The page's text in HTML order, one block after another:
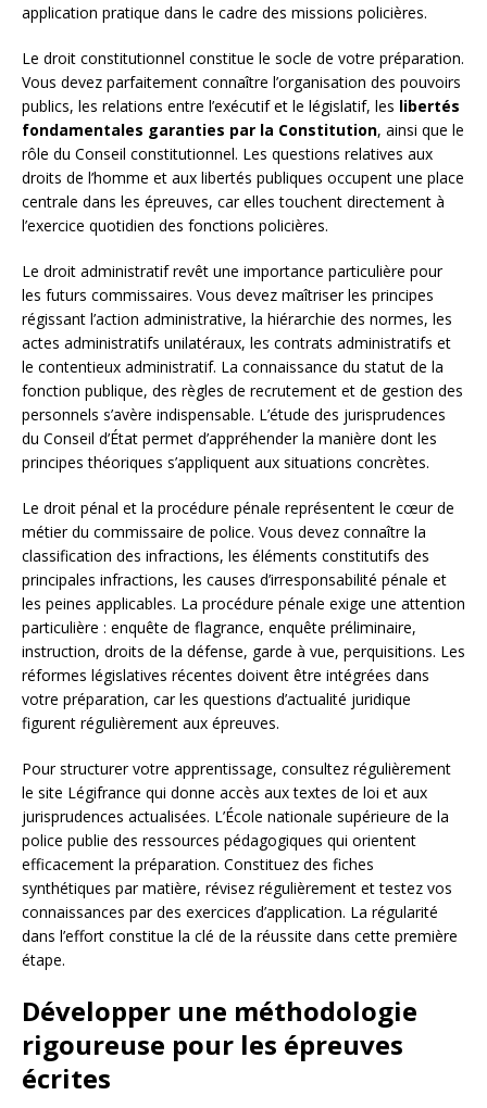
application pratique dans le cadre des missions policières.
Le droit constitutionnel constitue le socle de votre préparation.
Vous devez parfaitement connaître l’organisation des pouvoirs
publics, les relations entre l’exécutif et le législatif, les libertés
fondamentales garanties par la Constitution, ainsi que le
rôle du Conseil constitutionnel. Les questions relatives aux
droits de l’homme et aux libertés publiques occupent une place
centrale dans les épreuves, car elles touchent directement à
l’exercice quotidien des fonctions policières.
Le droit administratif revêt une importance particulière pour
les futurs commissaires. Vous devez maîtriser les principes
régissant l’action administrative, la hiérarchie des normes, les
actes administratifs unilatéraux, les contrats administratifs et
le contentieux administratif. La connaissance du statut de la
fonction publique, des règles de recrutement et de gestion des
personnels s’avère indispensable. L’étude des jurisprudences
du Conseil d’État permet d’appréhender la manière dont les
principes théoriques s’appliquent aux situations concrètes.
Le droit pénal et la procédure pénale représentent le cœur de
métier du commissaire de police. Vous devez connaître la
classification des infractions, les éléments constitutifs des
principales infractions, les causes d’irresponsabilité pénale et
les peines applicables. La procédure pénale exige une attention
particulière : enquête de flagrance, enquête préliminaire,
instruction, droits de la défense, garde à vue, perquisitions. Les
réformes législatives récentes doivent être intégrées dans
votre préparation, car les questions d’actualité juridique
figurent régulièrement aux épreuves.
Pour structurer votre apprentissage, consultez régulièrement
le site Légifrance qui donne accès aux textes de loi et aux
jurisprudences actualisées. L’École nationale supérieure de la
police publie des ressources pédagogiques qui orientent
efficacement la préparation. Constituez des fiches
synthétiques par matière, révisez régulièrement et testez vos
connaissances par des exercices d’application. La régularité
dans l’effort constitue la clé de la réussite dans cette première
étape.
Développer une méthodologie
rigoureuse pour les épreuves
écrites